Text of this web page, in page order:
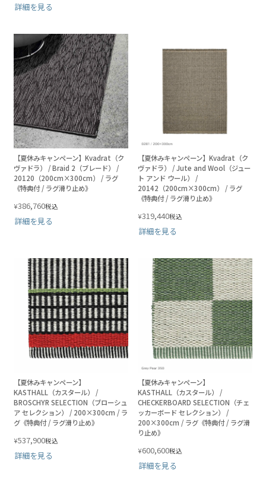
詳細を見る
【夏休みキャンペーン】Kvadrat（ク
ヴァドラ） / Braid 2（ブレード） /
20120（200cm×300cm） / ラグ
《特典付 / ラグ滑り止め》
¥386,760税込
詳細を見る
【夏休みキャンペーン】Kvadrat（ク
ヴァドラ） / Jute and Wool（ジュー
ト アンド ウール） /
20142（200cm×300cm） / ラグ
《特典付 / ラグ滑り止め》
¥319,440税込
詳細を見る
【夏休みキャンペーン】
KASTHALL（カスタール） /
BROSCHYR SELECTION（ブローシュ
ア セレクション） / 200×300cm / ラ
グ《特典付 / ラグ滑り止め》
¥537,900税込
詳細を見る
【夏休みキャンペーン】
KASTHALL（カスタール） /
CHECKERBOARD SELECTION（チェ
ッカーボード セレクション） /
200×300cm / ラグ《特典付 / ラグ滑
り止め》
¥600,600税込
詳細を見る